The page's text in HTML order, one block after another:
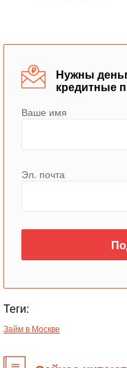
Нужны
кредитные
Ваше имя
Эл. почта
Теги:
Займ в Москве